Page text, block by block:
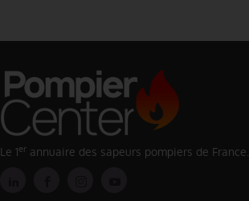
Le 1er annuaire des sapeurs pompiers de France.